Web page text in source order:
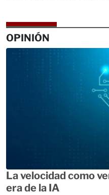
OPINIÓN
La velocidad como
era de la IA